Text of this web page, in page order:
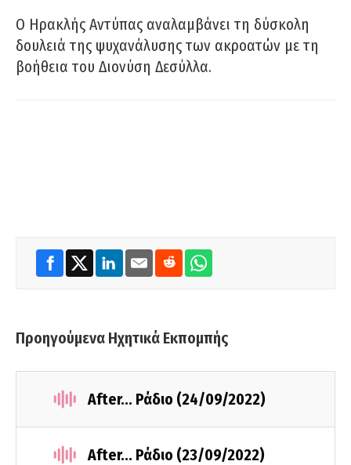
Ο Ηρακλής Αντύπας αναλαμβάνει τη δύσκολη
δουλειά της ψυχανάλυσης των ακροατών με τη
βοήθεια του Διονύση Δεσύλλα.
Προηγούμενα Ηχητικά Εκπομπής
After... Ράδιο (24/09/2022)
After... Ράδιο (23/09/2022)